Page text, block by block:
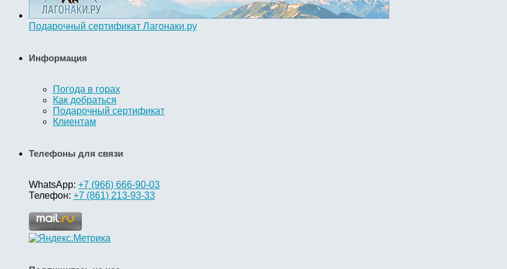
Подарочный сертификат Лагонаки.ру
Информация
Погода в горах
Как добраться
Подарочный сертификат
Клиентам
Телефоны для связи
WhatsApp: +7 (966) 666-90-03
Телефон: +7 (861) 213-93-33